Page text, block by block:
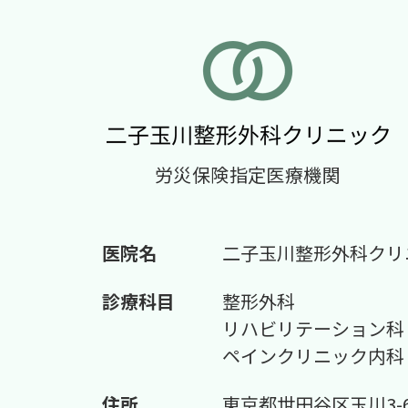
労災保険指定医療機関
医院名
二子玉川整形外科ク
診療科目
整形外科
リハビリテーション科
ペインクリニック内科